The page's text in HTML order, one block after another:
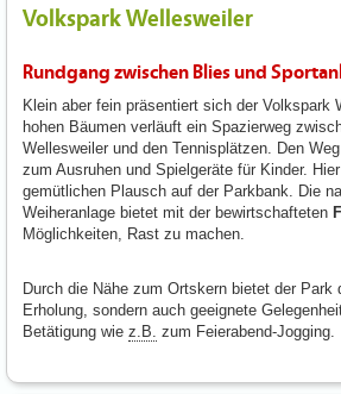
Volkspark Wellesweiler
Rundgang zwischen Blies und
Klein aber fein präsentiert sich der Volkspark
hohen Bäumen verläuft ein Spazierweg
Wellesweiler und den Tennisplätzen. Den
zum Ausruhen und Spielgeräte für Kinder.
gemütlichen Plausch auf der Parkbank. Die
Weiheranlage bietet mit der bewirtschafteten
Möglichkeiten, Rast zu machen.
Durch die Nähe zum Ortskern bietet der Park
Erholung, sondern auch geeignete
Betätigung wie z.B. zum Feierabend-Jogging.